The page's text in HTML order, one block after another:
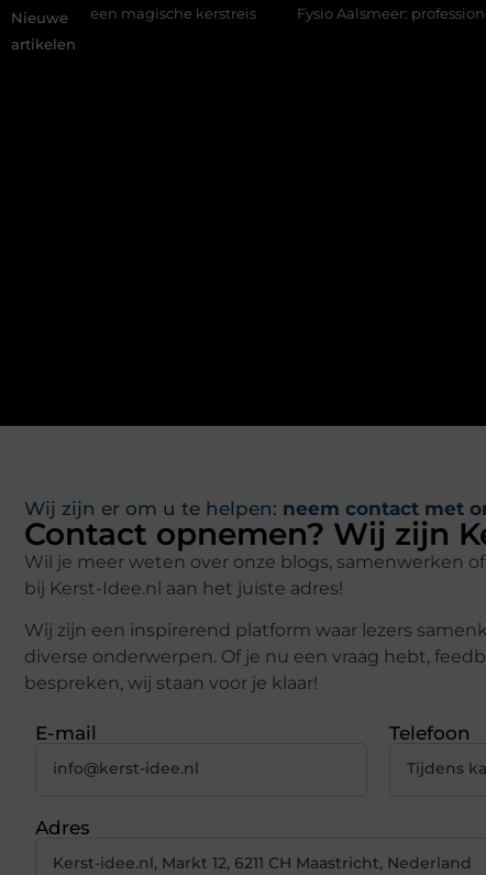
Nieuwe
artikelen
magische kerstreis Fysio Aalsmeer: professionele hulp bij
Wij zijn er om u te helpen: neem contact met
Contact opnemen? Wij zijn
Wil je meer weten over onze blogs, samenwerken
bij Kerst-Idee.nl aan het juiste adres!
Wij zijn een inspirerend platform waar lezers
diverse onderwerpen. Of je nu een vraag hebt,
bespreken, wij staan voor je klaar!
E-mail
info@kerst-idee.nl
Telefoon
Tijdens
Adres
Kerst-idee.nl, Markt 12, 6211 CH Maastricht, Nederland